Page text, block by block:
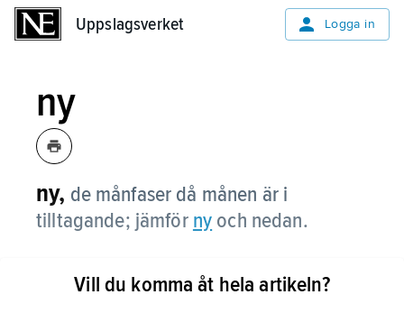
Uppslagsverket Logga in
ny
ny, de månfaser då månen är i
tilltagande; jämför ny och nedan.
Vill du komma åt hela artikeln?